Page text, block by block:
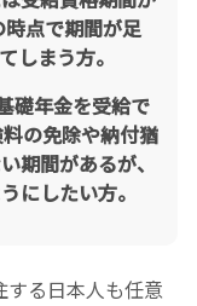
点で期間が足
しまう方。
礎年金を受給で
の免除や納付猶
期間があるが、
にしたい方。
する日本人も任意